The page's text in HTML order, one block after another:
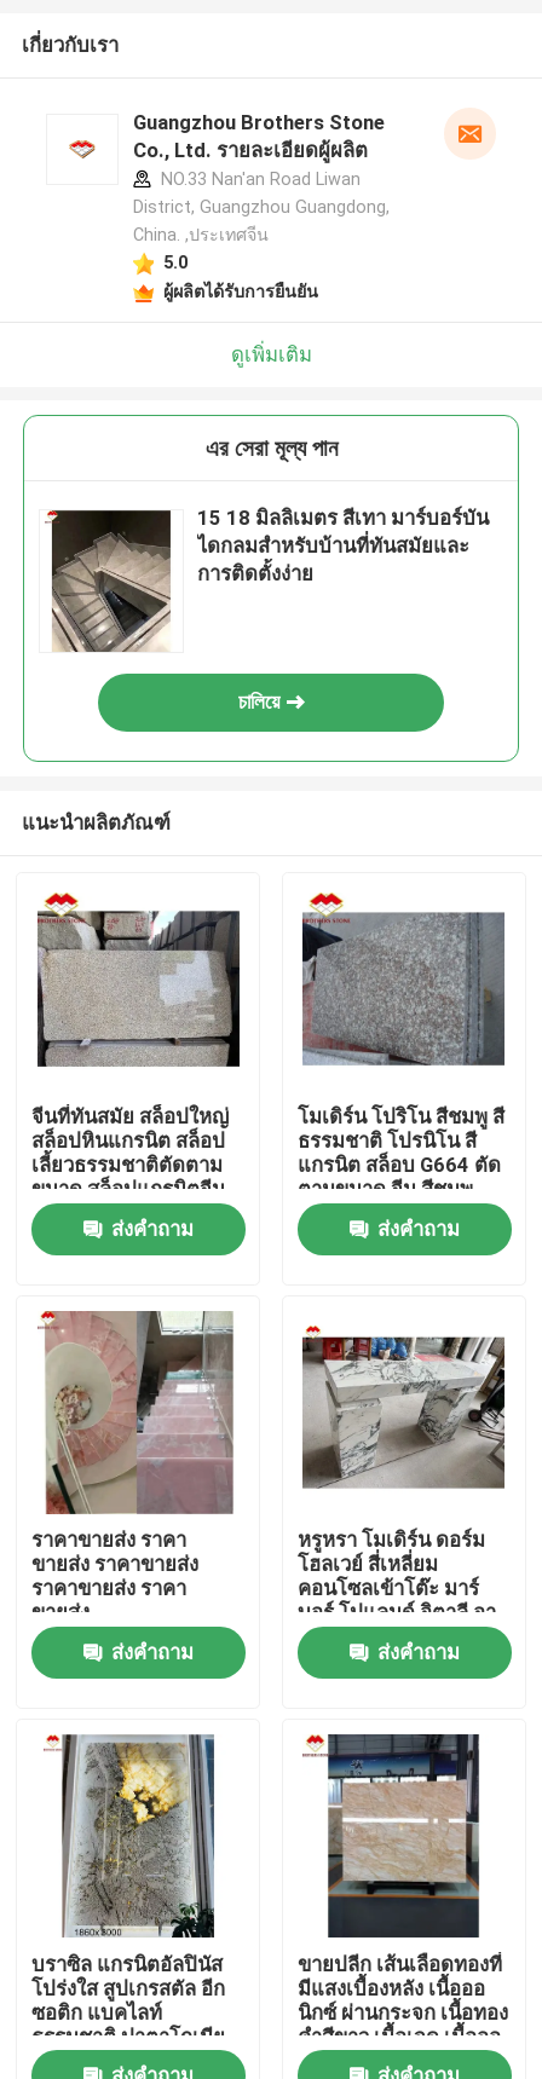
บ้าน
เกี่ยวกับเรา
รายชื่อผู้ติดต่อ
ผลิตภัณฑ์
แผ่นหินแกรนิต
กระเบื้องหินแกรนิต
หินแกรนิตขัด
หินแกรนิต
แผ่นหินหินอ่อน
กระเบื้องหินอ่อน
เกี่ยวกับเรา
Guangzhou Brothers Stone
Co., Ltd. รายละเอียดผู้ผลิต
NO.33 Nan'an Road Liwan
District, Guangzhou Guangdong,
China. ,ประเทศจีน
5.0
ผู้ผลิตได้รับการยืนยัน
ดูเพิ่มเติม
এর সেরা মূল্য পান
15 18 มิลลิเมตร สีเทา มาร์บอร์บัน
ไดกลมสําหรับบ้านที่ทันสมัยและ
การติดตั้งง่าย
চালিয়ে
แนะนำผลิตภัณฑ์
จีนที่ทันสมัย สล็อปใหญ่
สล็อปหินแกรนิต สล็อป
เลี้ยวธรรมชาติตัดตาม
ขนาด สล็อปแกรนิตจีน
โป๊โป๊ โป๊ โป๊ โป๊
ส่งคำถาม
โมเดิร์น โปริโน สีชมพู สี
ธรรมชาติ โปรนิโน สี
แกรนิต สล็อบ G664 ตัด
ตามขนาด จีน สีชมพู
Porno Rosa ราคา
ส่งคำถาม
ราคาขายส่ง ราคา
ขายส่ง ราคาขายส่ง
ราคาขายส่ง ราคา
ขายส่ง
ส่งคำถาม
หรูหรา โมเดิร์น ดอร์ม
โฮลเวย์ สี่เหลี่ยม
คอนโซลเข้าโต๊ะ มาร์
บอร์ โปแลนด์ อิตาลี อา
ราเบสคาโต้ มาร์บอร์ พลิ
นท์ สแตนมาร์บอร์
ส่งคำถาม
บราซิล แกรนิตอัลปินัส
โปร่งใส สูปเกรสตัล อีก
ซอติก แบคไลท์
ธรรมชาติ ปาตาโกเนีย
แผ่นผนังหินควาร์ซิต
ขายปลีก เส้นเลือดทองที่
มีแสงเบื้องหลัง เนื้อออ
นิกซ์ ผ่านกระจก เนื้อทอง
คําสีขาว เนื้อเจด เนื้อออ
นิกซ์